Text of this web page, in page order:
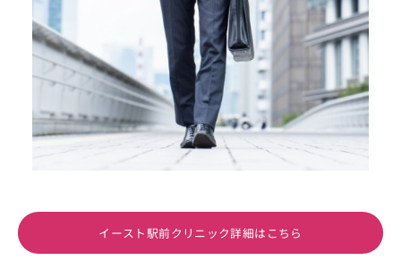
イースト駅前クリニック詳細はこちら